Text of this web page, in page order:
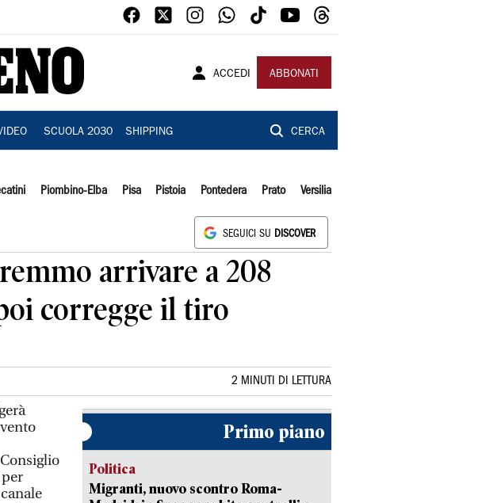
ACCEDI ABBONATI
SCUOLA 2030 SHIPPING CERCA
Piombino-Elba Pisa Pistoia Pontedera Prato Versilia
SEGUICI SU DISCOVER
arrivare a 208
corregge il tiro
2 MINUTI DI LETTURA
Primo piano
Politica
Migranti, nuovo scontro Roma-